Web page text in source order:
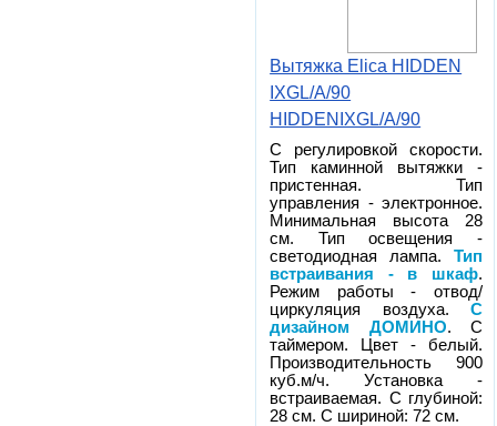
Вытяжка Elica HIDDEN
IXGL/A/90
HIDDENIXGL/A/90
С регулировкой скорости.
Тип каминной вытяжки -
пристенная. Тип
управления - электронное.
Минимальная высота 28
см. Тип освещения -
светодиодная лампа.Тип
встраивания - в шкаф.
Режим работы - отвод/
циркуляция воздуха.С
дизайном ДОМИНО. С
таймером. Цвет - белый.
Производительность 900
куб.м/ч. Установка -
встраиваемая. С глубиной:
28 см. С шириной: 72 см.